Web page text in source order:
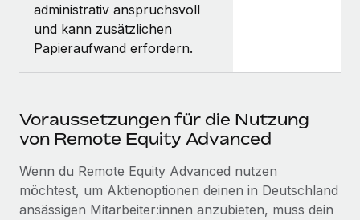
administrativ anspruchsvoll
und kann zusätzlichen
Papieraufwand erfordern.
Voraussetzungen für die Nutzung
von Remote Equity Advanced
Wenn du Remote Equity Advanced nutzen
möchtest, um Aktienoptionen deinen in Deutschland
ansässigen Mitarbeiter:innen anzubieten, muss dein